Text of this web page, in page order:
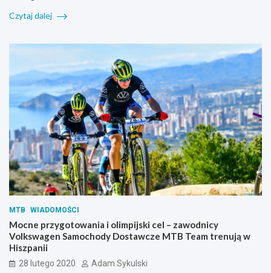
Czytaj dalej
MTB WIADOMOŚCI
Mocne przygotowania i olimpijski cel – zawodnicy
Volkswagen Samochody Dostawcze MTB Team trenują w
Hiszpanii
28 lutego 2020 Adam Sykulski